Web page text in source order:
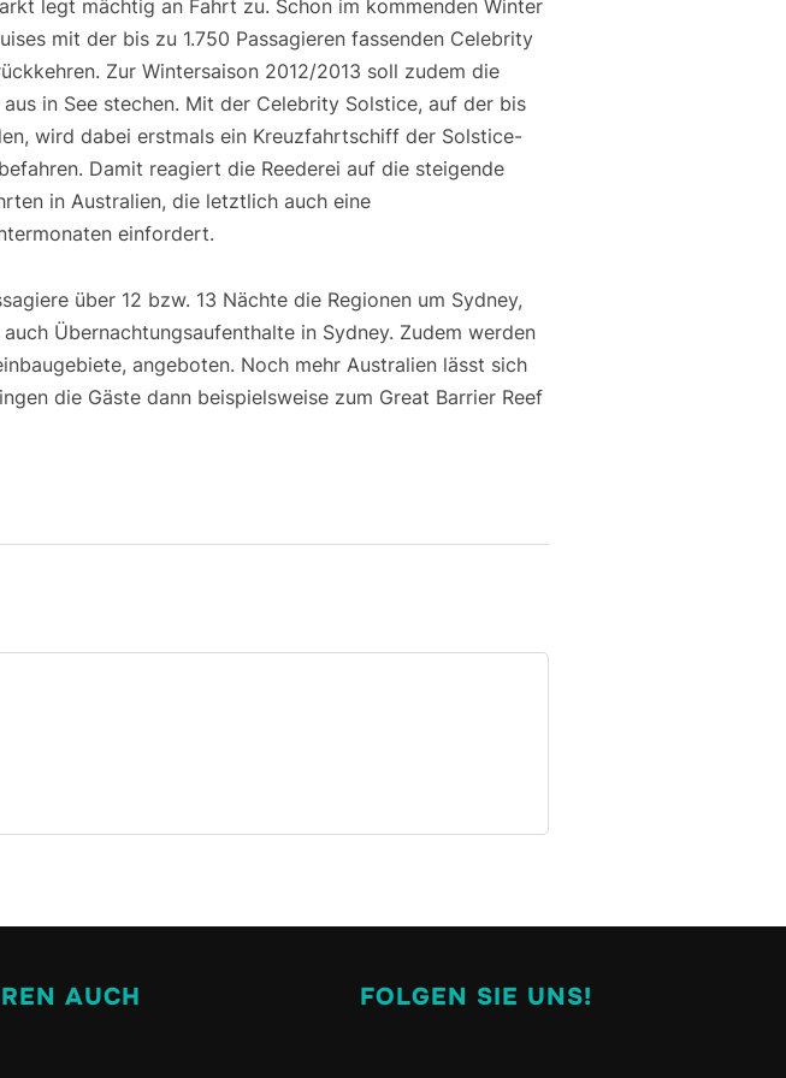
legt mächtig an Fahrt zu. Schon im kommenden Winter
mit der bis zu 1.750 Passagieren fassenden Celebrity
Zur Wintersaison 2012/2013 soll zudem die
in See stechen. Mit der Celebrity Solstice, auf der bis
wird dabei erstmals ein Kreuzfahrtschiff der Solstice-
Damit reagiert die Reederei auf die steigende
in Australien, die letztlich auch eine
einfordert.
über 12 bzw. 13 Nächte die Regionen um Sydney,
Übernachtungsaufenthalte in Sydney. Zudem werden
angeboten. Noch mehr Australien lässt sich
die Gäste dann beispielsweise zum Great Barrier Reef
AUCH FOLGEN SIE UNS!